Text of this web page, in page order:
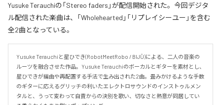
Yusuke Terauchiの「Stereo faders」が配信開始された。今回デジタ
ル配信された楽曲は、「Wholehearted」「リプレイシーユー」を含む
全2曲となっている。
Yusuke Terauchiと星ひでき(RobotMeetRobo / BIJŪ)による、二人の音楽の
ルーツを融合させた作品。Yusuke Terauchiのボーカルとギターを素材とし、
星ひできが編曲や再配置する手法で生み出された2曲。畳みかけるような手数
のギターに応えるグリッチの利いたエレクトロサウンドのインストゥルメン
タルと、うって変わって自責からの決別を歌い、切なさと熱意が同居してい